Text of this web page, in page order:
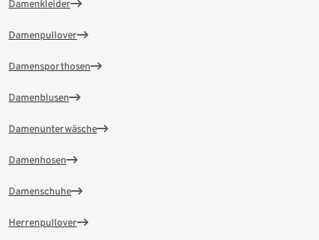
Damenkleider
Damenpullover
Damensporthosen
Damenblusen
Damenunterwäsche
Damenhosen
Damenschuhe
Herrenpullover